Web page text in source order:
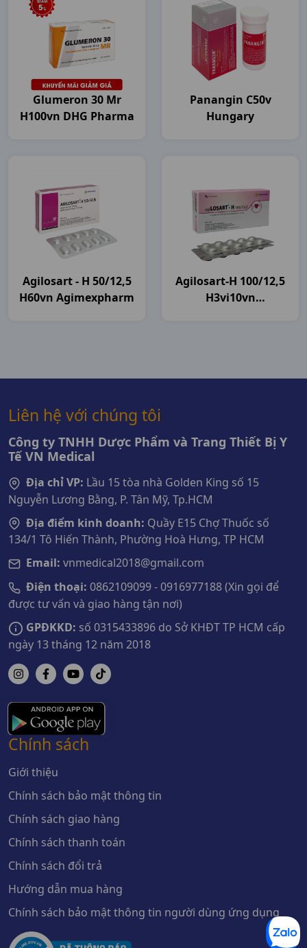
Glumeron 30 Mr
H100vn DHG Pharma
Panangin C50v
Hungary
Agilosart - H 50/12,5
H60vn Agimexpharm
Agilosart-H 100/12,5
H3vi10vn
Liên hệ với chúng tôi
Công ty TNHH Dược Phẩm và Trang Thiết Bị Y
Tế VN Medical
Địa chỉ VP: Lầu 15 tòa nhà Golden King số 15
Nguyễn Lương Bằng, P. Tân Mỹ, Tp.HCM
Địa điểm kinh doanh: Quầy E15 Chợ Thuốc số
134/1 Tô Hiến Thành, Phường Hoà Hưng, TP HCM
Email: vnmedical2018@gmail.com
Điện thoại: 0862109099 - 0916977188 (Xin gọi để
được tư vấn và giao hàng tận nơi)
GPĐKKD: số 0315433896 do Sở KHĐT TP HCM cấp
ngày 13 tháng 12 năm 2018
Chính sách
Giới thiệu
Chính sách bảo mật thông tin
Chính sách giao hàng
Chính sách thanh toán
Chính sách đổi trả
Hướng dẫn mua hàng
Chính sách bảo mật thông tin người dùng ứng dụng